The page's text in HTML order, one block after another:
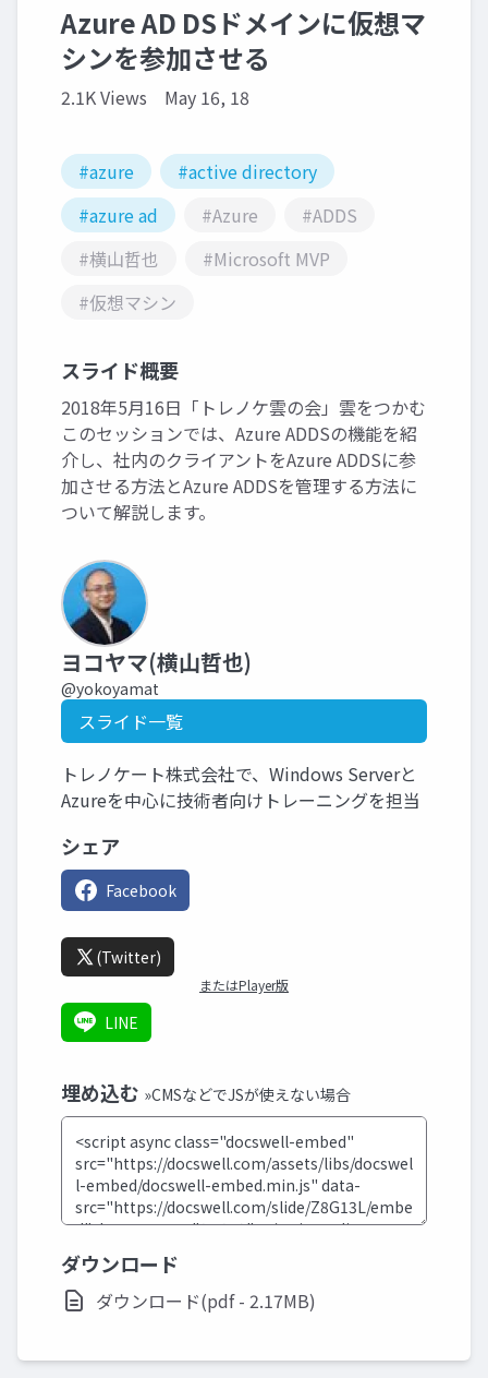
Azure AD DSドメインに仮想マ
シンを参加させる
2.1K Views May 16, 18
#azure
#active directory
#azure ad
#Azure
#ADDS
#横山哲也
#Microsoft MVP
#仮想マシン
スライド概要
2018年5月16日「トレノケ雲の会」雲をつかむ
このセッションでは、Azure ADDSの機能を紹
介し、社内のクライアントをAzure ADDSに参
加させる方法とAzure ADDSを管理する方法に
ついて解説します。
ヨコヤマ(横山哲也)
@yokoyamat
スライド一覧
トレノケート株式会社で、Windows Serverと
Azureを中心に技術者向けトレーニングを担当
シェア
Facebook
(Twitter)
またはPlayer版
LINE
埋め込む »CMSなどでJSが使えない場合
ダウンロード
ダウンロード(pdf - 2.17MB)